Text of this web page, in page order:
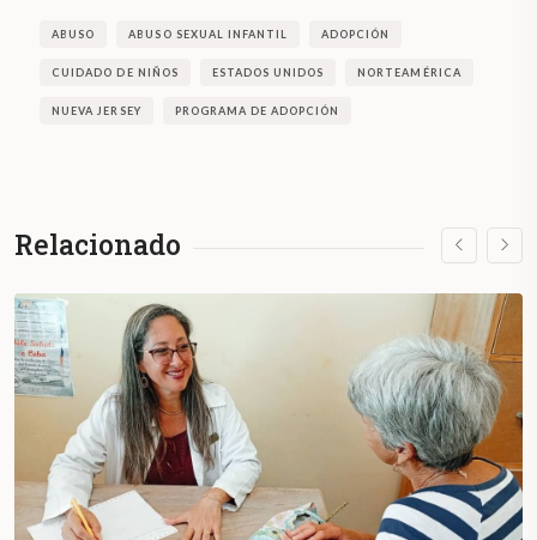
ABUSO ABUSO SEXUAL INFANTIL ADOPCIÓN
CUIDADO DE NIÑOS ESTADOS UNIDOS NORTEAMÉRICA
NUEVA JERSEY PROGRAMA DE ADOPCIÓN
Relacionado